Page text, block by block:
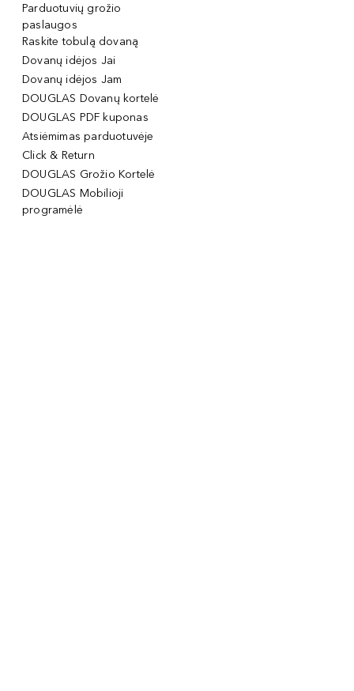
Parduotuvių grožio
paslaugos
Raskite tobulą dovaną
Dovanų idėjos Jai
Dovanų idėjos Jam
DOUGLAS Dovanų kortelė
DOUGLAS PDF kuponas
Atsiėmimas parduotuvėje
Click & Return
DOUGLAS Grožio Kortelė
DOUGLAS Mobilioji
programėlė